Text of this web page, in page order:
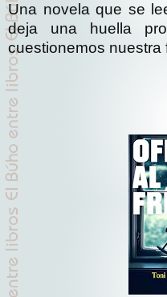
Una novela que se
deja una huella
cuestionemos nuestra